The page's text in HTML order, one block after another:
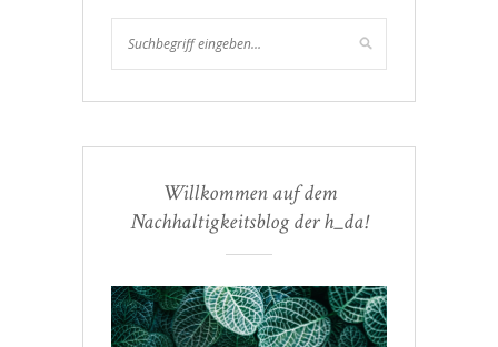
Willkommen auf dem
Nachhaltigkeitsblog der h_da!